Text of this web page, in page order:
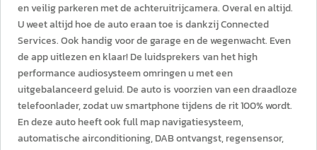
en veilig parkeren met de achteruitrijcamera. Overal en altijd.
U weet altijd hoe de auto eraan toe is dankzij Connected
Services. Ook handig voor de garage en de wegenwacht. Even
de app uitlezen en klaar! De luidsprekers van het high
performance audiosysteem omringen u met een
uitgebalanceerd geluid. De auto is voorzien van een draadloze
telefoonlader, zodat uw smartphone tijdens de rit 100% wordt.
En deze auto heeft ook full map navigatiesysteem,
automatische airconditioning, DAB ontvangst, regensensor,